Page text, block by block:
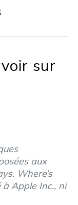
sur
aux
Where’s
Apple Inc., ni